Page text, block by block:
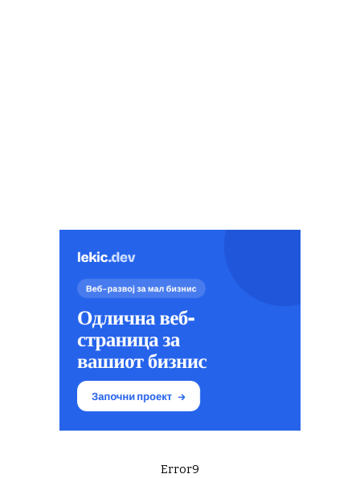
Error9